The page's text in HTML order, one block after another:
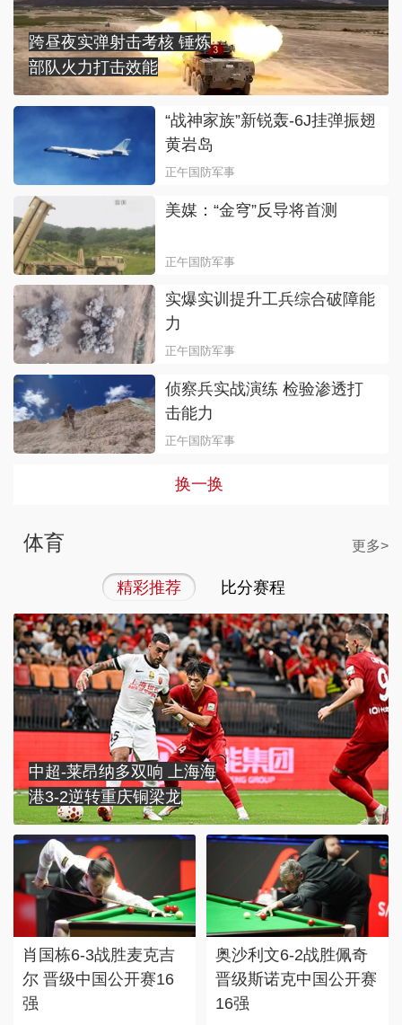
跨昼夜实弹射击考核 锤炼
部队火力打击效能
“战神家族”新锐轰-6J挂弹振翅
黄岩岛
正午国防军事
美媒：“金穹”反导将首测
正午国防军事
实爆实训提升工兵综合破障能
力
正午国防军事
侦察兵实战演练 检验渗透打
击能力
正午国防军事
换一换
体育 更多>
精彩推荐 比分赛程
中超-莱昂纳多双响 上海海
港3-2逆转重庆铜梁龙
肖国栋6-3战胜麦克吉
尔 晋级中国公开赛16
强
奥沙利文6-2战胜佩奇
晋级斯诺克中国公开赛
16强